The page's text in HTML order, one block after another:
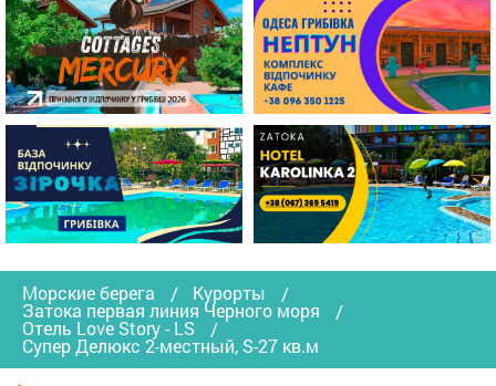
Морские берега Курорты
Затока первая линия Черного моря
Отель Love Story - LS
Супер Делюкс 2-местный, S-27 кв.м